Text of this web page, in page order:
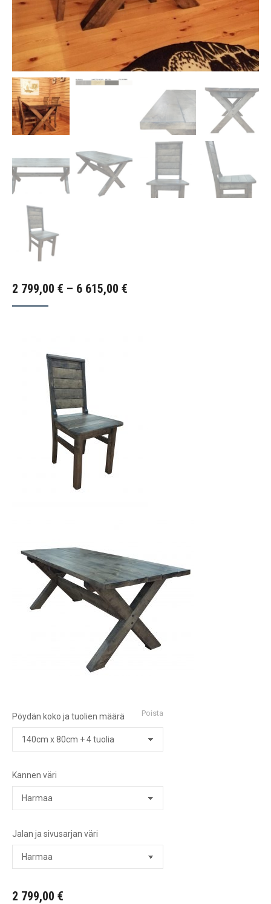
2 799,00 € – 6 615,00 €
Pöydän koko ja tuolien määrä
Kannen väri
Jalan ja sivusarjan väri
Poista
2 799,00 €